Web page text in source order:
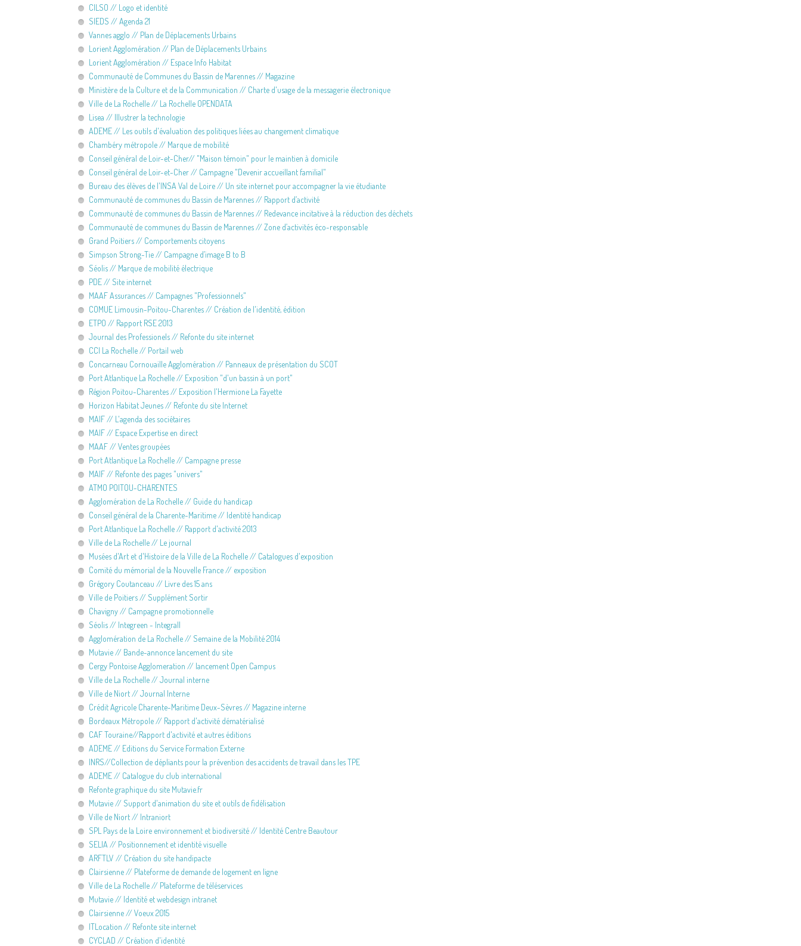
CILSO // Logo et identité
SIEDS // Agenda 21
Vannes agglo // Plan de Déplacements Urbains
Lorient Agglomération // Plan de Déplacements Urbains
Lorient Agglomération // Espace Info Habitat
Communauté de Communes du Bassin de Marennes // Magazine
Ministère de la Culture et de la Communication // Charte d'usage de la messagerie électronique
Ville de La Rochelle // La Rochelle OPENDATA
Lisea // Illustrer la technologie
ADEME // Les outils d'évaluation des politiques liées au changement climatique
Chambéry métropole // Marque de mobilité
Conseil général de Loir-et-Cher// "Maison témoin" pour le maintien à domicile
Conseil général de Loir-et-Cher // Campagne "Devenir accueillant familial"
Bureau des élèves de l'INSA Val de Loire // Un site internet pour accompagner la vie étudiante
Communauté de communes du Bassin de Marennes // Rapport d’activité
Communauté de communes du Bassin de Marennes // Redevance incitative à la réduction des déchets
Communauté de communes du Bassin de Marennes // Zone d’activités éco-responsable
Grand Poitiers // Comportements citoyens
Simpson Strong-Tie // Campagne d’image B to B
Séolis // Marque de mobilité électrique
PDE // Site internet
MAAF Assurances // Campagnes "Professionnels"
COMUE Limousin-Poitou-Charentes // Création de l'identité, édition
ETPO // Rapport RSE 2013
Journal des Professionels // Refonte du site internet
CCI La Rochelle // Portail web
Concarneau Cornouaille Agglomération // Panneaux de présentation du SCOT
Port Atlantique La Rochelle // Exposition "d'un bassin à un port"
Région Poitou-Charentes // Exposition l'Hermione La Fayette
Horizon Habitat Jeunes // Refonte du site Internet
MAIF // L'agenda des sociétaires
MAIF // Espace Expertise en direct
MAAF // Ventes groupées
Port Atlantique La Rochelle // Campagne presse
MAIF // Refonte des pages "univers"
ATMO POITOU-CHARENTES
Agglomération de La Rochelle // Guide du handicap
Conseil général de la Charente-Maritime // Identité handicap
Port Atlantique La Rochelle // Rapport d'activité 2013
Ville de La Rochelle // Le journal
Musées d'Art et d'Histoire de la Ville de La Rochelle // Catalogues d'exposition
Comité du mémorial de la Nouvelle France // exposition
Grégory Coutanceau // Livre des 15 ans
Ville de Poitiers // Supplément Sortir
Chavigny // Campagne promotionnelle
Séolis // Integreen - Integrall
Agglomération de La Rochelle // Semaine de la Mobilité 2014
Mutavie // Bande-annonce lancement du site
Cergy Pontoise Agglomeration // lancement Open Campus
Ville de La Rochelle // Journal interne
Ville de Niort // Journal Interne
Crédit Agricole Charente-Maritime Deux-Sèvres // Magazine interne
Bordeaux Métropole // Rapport d'activité dématérialisé
CAF Touraine//Rapport d'activité et autres éditions
ADEME // Editions du Service Formation Externe
INRS//Collection de dépliants pour la prévention des accidents de travail dans les TPE
ADEME // Catalogue du club international
Refonte graphique du site Mutavie.fr
Mutavie // Support d'animation du site et outils de fidélisation
Ville de Niort // Intraniort
SPL Pays de la Loire environnement et biodiversité // Identité Centre Beautour
SELIA // Positionnement et identité visuelle
ARFTLV // Création du site handipacte
Clairsienne // Plateforme de demande de logement en ligne
Ville de La Rochelle // Plateforme de téléservices
Mutavie // Identité et webdesign intranet
Clairsienne // Voeux 2015
ITLocation // Refonte site internet
CYCLAD // Création d'identité